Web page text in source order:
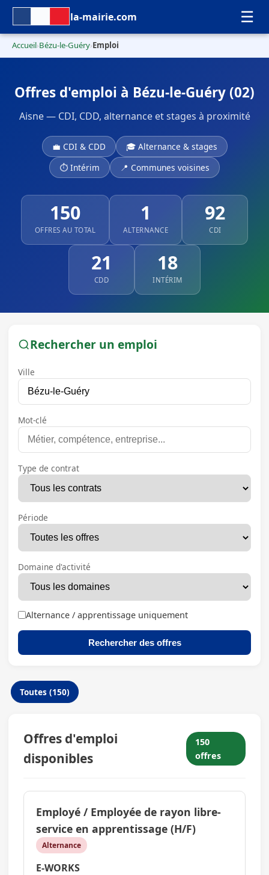
la-mairie.com ☰
Accueil›Bézu-le-Guéry›Emploi
Offres d'emploi à Bézu-le-Guéry (02)
Aisne — CDI, CDD, alternance et stages à proximité
💼 CDI & CDD
🎓 Alternance & stages
⏱ Intérim
📍 Communes voisines
150
OFFRES AU TOTAL
1
ALTERNANCE
92
CDI
21
CDD
18
INTÉRIM
Rechercher un emploi
Ville
Mot-clé
Type de contrat
Période
Domaine d'activité
Alternance / apprentissage uniquement
Rechercher des offres
Toutes (150)
Offres d'emploi
disponibles
150
offres
Employé / Employée de rayon libre-
service en apprentissage (H/F)
Alternance
E-WORKS